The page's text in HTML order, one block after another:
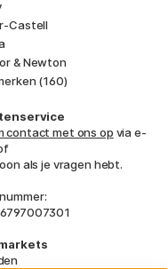
Castell
& Newton
(160)
contact met ons op via e-
als je vragen hebt.